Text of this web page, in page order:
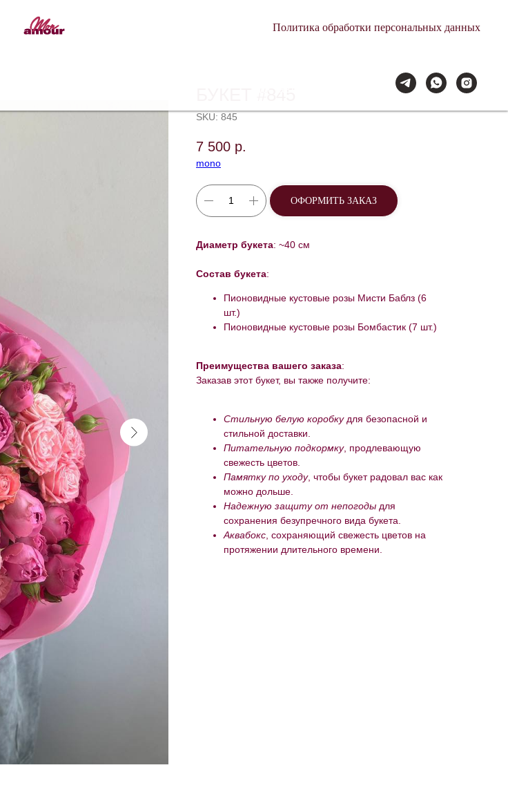
Политика обработки персональных данных
SKU: 845
7 500 р.
mono
ОФОРМИТЬ ЗАКАЗ
Диаметр букета: ~40 см
Состав букета:
Пионовидные кустовые розы Мисти Баблз (6
шт.)
Пионовидные кустовые розы Бомбастик (7 шт.)
Преимущества вашего заказа:
Заказав этот букет, вы также получите:
Стильную белую коробкудля безопасной и
стильной доставки.
Питательную подкормку, продлевающую
свежесть цветов.
Памятку по уходу, чтобы букет радовал вас как
можно дольше.
Надежную защиту от непогоды для
сохранения безупречного вида букета.
Аквабокс , сохраняющий свежесть цветов на
протяжении длительного времени.